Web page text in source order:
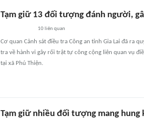
Tạm giữ 13 đối tượng đánh người,
10 liên quan
Cơ quan Cảnh sát điều tra Công an tỉnh Gia Lai đã ra
tra về hành vi gây rối trật tự công cộng liên quan vụ
tại xã Phú Thiện.
Tạm giữ nhiều đối tượng mang hung